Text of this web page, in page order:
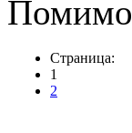
Помимо
Страница:
1
2